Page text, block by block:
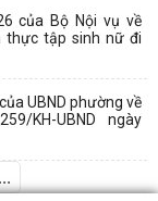
của Bộ Nội vụ về
thực tập sinh nữ đi
UBND phường về
KH-UBND ngày
...